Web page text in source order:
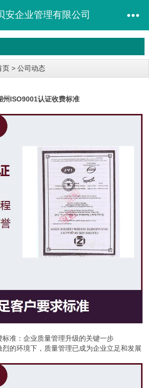
安企业管理有限公司
页 > 公司动态
州ISO9001认证收费标准
准：企业质量管理升级的关键一步
的环境下，质量管理已成为企业立足和发展